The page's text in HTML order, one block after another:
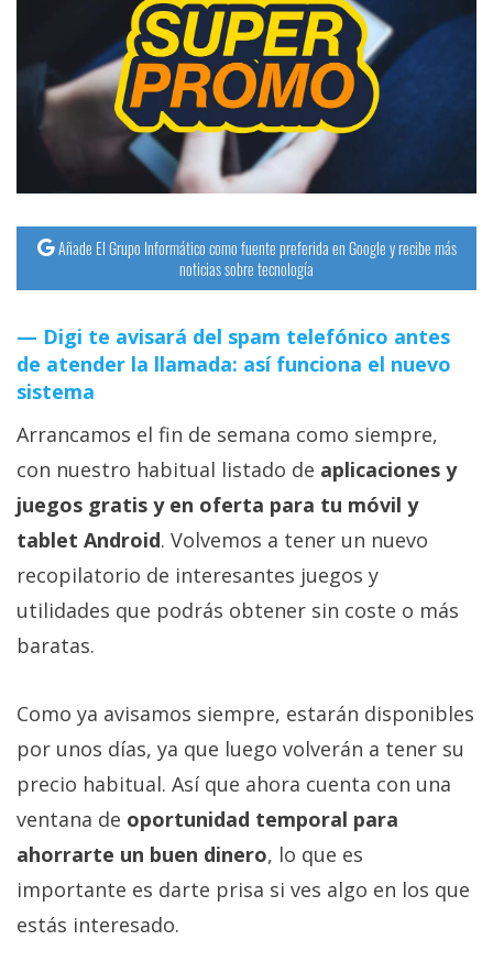
Añade El Grupo Informático como fuente preferida en Google y recibe más
noticias sobre tecnología
Digi te avisará del spam telefónico antes
de atender la llamada: así funciona el nuevo
sistema
Arrancamos el fin de semana como siempre,
con nuestro habitual listado de aplicaciones y
juegos gratis y en oferta para tu móvil y
tablet Android. Volvemos a tener un nuevo
recopilatorio de interesantes juegos y
utilidades que podrás obtener sin coste o más
baratas.
Como ya avisamos siempre, estarán disponibles
por unos días, ya que luego volverán a tener su
precio habitual. Así que ahora cuenta con una
ventana de oportunidad temporal para
ahorrarte un buen dinero, lo que es
importante es darte prisa si ves algo en los que
estás interesado.